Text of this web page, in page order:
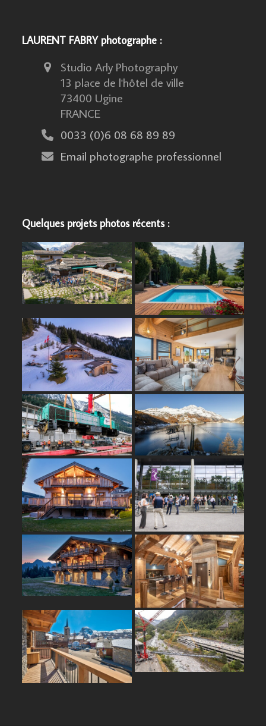
LAURENT FABRY photographe :
Studio Arly Photography
13 place de l'hôtel de ville
73400 Ugine
FRANCE
0033 (0)6 08 68 89 89
Email photographe professionnel
Quelques projets photos récents :